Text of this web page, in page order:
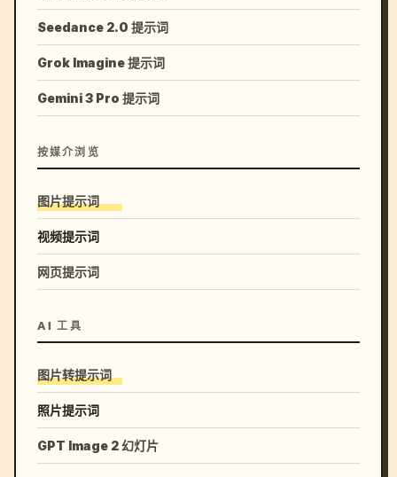
Seedance 2.0 提示词
Grok Imagine 提示词
Gemini 3 Pro 提示词
按媒介浏览
图片提示词
视频提示词
网页提示词
AI 工具
图片转提示词
照片提示词
GPT Image 2 幻灯片